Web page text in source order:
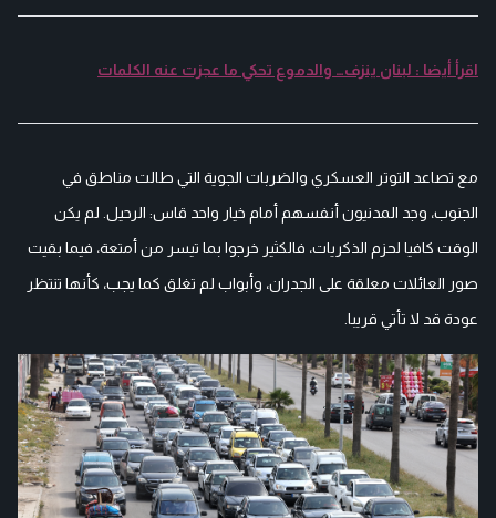
اقرأ أيضا : لبنان ينزف… والدموع تحكي ما عجزت عنه الكلمات
مع تصاعد التوتر العسكري والضربات الجوية التي طالت مناطق في
الجنوب، وجد المدنيون أنفسهم أمام خيار واحد قاس: الرحيل. لم يكن
الوقت كافيا لحزم الذكريات، فالكثير خرجوا بما تيسر من أمتعة، فيما بقيت
صور العائلات معلقة على الجدران، وأبواب لم تغلق كما يجب، كأنها تنتظر
عودة قد لا تأتي قريبا.